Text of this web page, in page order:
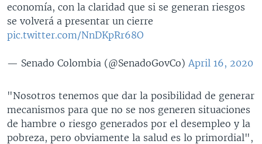
economía, con la claridad que si se generan riesgos
se volverá a presentar un cierre
pic.twitter.com/NnDKpRr68O
— Senado Colombia (@SenadoGovCo) April 16, 2020
"Nosotros tenemos que dar la posibilidad de generar
mecanismos para que no se nos generen situaciones
de hambre o riesgo generados por el desempleo y la
pobreza, pero obviamente la salud es lo primordial",